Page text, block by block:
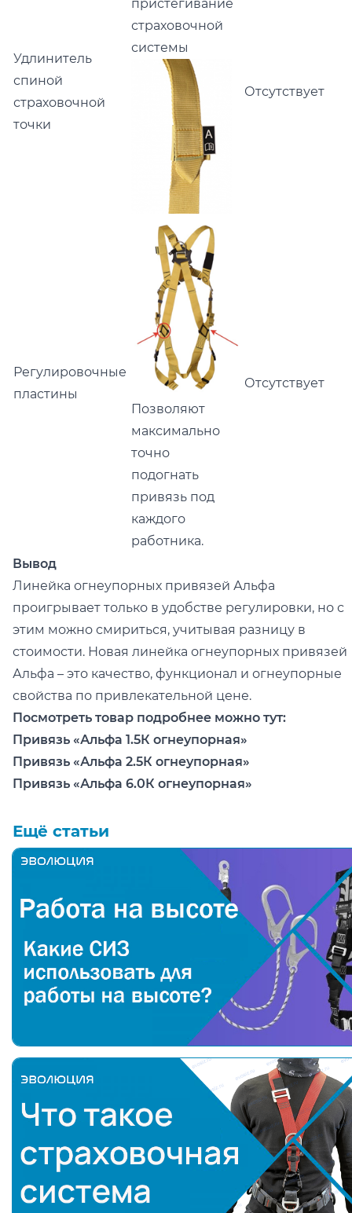
Удлинитель
спиной
страховочной
точки
пристегивание
страховочной
системы
Отсутствует
Регулировочные
пластины
Позволяют
максимально
точно
подогнать
привязь под
каждого
работника.
Отсутствует
Вывод
Линейка огнеупорных привязей Альфа
проигрывает только в удобстве регулировки, но с
этим можно смириться, учитывая разницу в
стоимости. Новая линейка огнеупорных привязей
Альфа – это качество, функционал и огнеупорные
свойства по привлекательной цене.
Посмотреть товар подробнее можно тут:
Привязь «Альфа 1.5К огнеупорная»
Привязь «Альфа 2.5К огнеупорная»
Привязь «Альфа 6.0К огнеупорная»
Ещё статьи
Какие средства индивидуальной защиты (СИЗ)
Что такое страховочная система